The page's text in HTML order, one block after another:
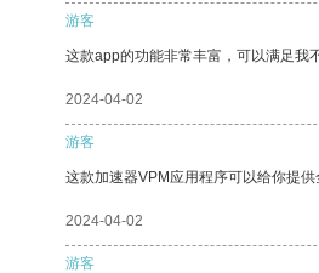
游客
这款app的功能非常丰富，可以满足我
2024-04-02
游客
这款加速器VPM应用程序可以给你提供
2024-04-02
游客